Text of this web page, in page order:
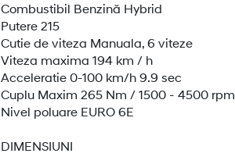
Combustibil Benzină Hybrid
Putere 215
Cutie de viteza Manuala, 6 viteze
Viteza maxima 194 km / h
Acceleratie 0-100 km/h 9.9 sec
Cuplu Maxim 265 Nm / 1500 - 4500 rpm
Nivel poluare EURO 6E
DIMENSIUNI